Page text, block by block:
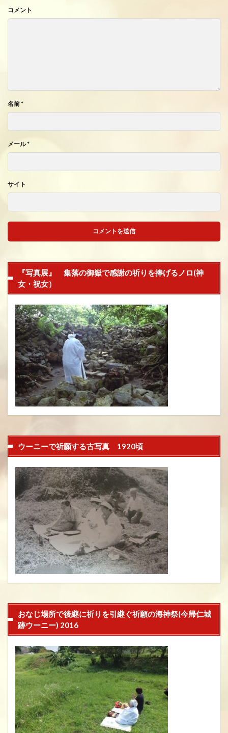
コメント
名前*
メール*
サイト
『写真展』 集落の御嶽で感謝の祈りを捧げるノロ(神
女・祝女）
ウーニーで祈願する古写真 1920頃
おなじ場所で後継に祈りを引継ぐ祈願の海神祭(今帰仁城
跡ウーニー) 2016